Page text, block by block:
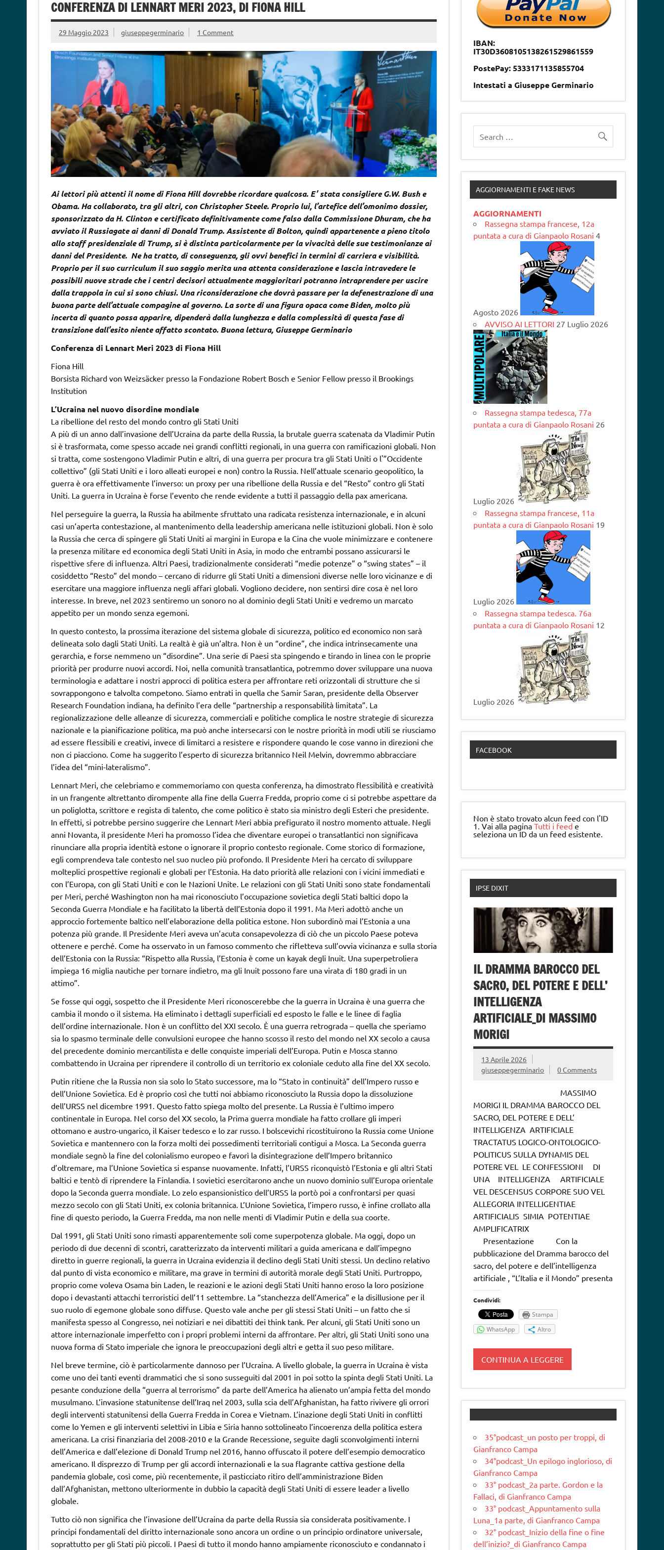
CONFERENZA DI LENNART MERI 2023, DI FIONA HILL
29 Maggio 2023 giuseppegerminario 1 Comment
Ai lettori più attenti il nome di Fiona Hill dovrebbe ricordare qualcosa. E’ stata consigliere G.W. Bush e
Obama. Ha collaborato, tra gli altri, con Christopher Steele. Proprio lui, l’artefice dell’omonimo dossier,
sponsorizzato da H. Clinton e certificato definitivamente come falso dalla Commissione Dhuram, che ha
avviato il Russiagate ai danni di Donald Trump. Assistente di Bolton, quindi appartenente a pieno titolo
allo staff presidenziale di Trump, si è distinta particolarmente per la vivacità delle sue testimonianze ai
danni del Presidente. Ne ha tratto, di conseguenza, gli ovvi benefici in termini di carriera e visibilità.
Proprio per il suo curriculum il suo saggio merita una attenta considerazione e lascia intravedere le
possibili nuove strade che i centri decisori attualmente maggioritari potranno intraprendere per uscire
dalla trappola in cui si sono chiusi. Una riconsiderazione che dovrà passare per la defenestrazione di una
buona parte dell’attuale compagine al governo. La sorte di una figura opaca come Biden, molto più
incerta di quanto possa apparire, dipenderà dalla lunghezza e dalla complessità di questa fase di
transizione dall’esito niente affatto scontato. Buona lettura, Giuseppe Germinario
Conferenza di Lennart Meri 2023 di Fiona Hill
Fiona Hill
Borsista Richard von Weizsäcker presso la Fondazione Robert Bosch e Senior Fellow presso il Brookings
Institution
L’Ucraina nel nuovo disordine mondiale
La ribellione del resto del mondo contro gli Stati Uniti
A più di un anno dall’invasione dell’Ucraina da parte della Russia, la brutale guerra scatenata da Vladimir Putin
si è trasformata, come spesso accade nei grandi conflitti regionali, in una guerra con ramificazioni globali. Non
si tratta, come sostengono Vladimir Putin e altri, di una guerra per procura tra gli Stati Uniti o l'”Occidente
collettivo” (gli Stati Uniti e i loro alleati europei e non) contro la Russia. Nell’attuale scenario geopolitico, la
guerra è ora effettivamente l’inverso: un proxy per una ribellione della Russia e del “Resto” contro gli Stati
Uniti. La guerra in Ucraina è forse l’evento che rende evidente a tutti il passaggio della pax americana.
Nel perseguire la guerra, la Russia ha abilmente sfruttato una radicata resistenza internazionale, e in alcuni
casi un’aperta contestazione, al mantenimento della leadership americana nelle istituzioni globali. Non è solo
la Russia che cerca di spingere gli Stati Uniti ai margini in Europa e la Cina che vuole minimizzare e contenere
la presenza militare ed economica degli Stati Uniti in Asia, in modo che entrambi possano assicurarsi le
rispettive sfere di influenza. Altri Paesi, tradizionalmente considerati “medie potenze” o “swing states” – il
cosiddetto “Resto” del mondo – cercano di ridurre gli Stati Uniti a dimensioni diverse nelle loro vicinanze e di
esercitare una maggiore influenza negli affari globali. Vogliono decidere, non sentirsi dire cosa è nel loro
interesse. In breve, nel 2023 sentiremo un sonoro no al dominio degli Stati Uniti e vedremo un marcato
appetito per un mondo senza egemoni.
In questo contesto, la prossima iterazione del sistema globale di sicurezza, politico ed economico non sarà
delineata solo dagli Stati Uniti. La realtà è già un’altra. Non è un “ordine”, che indica intrinsecamente una
gerarchia, e forse nemmeno un “disordine”. Una serie di Paesi sta spingendo e tirando in linea con le proprie
priorità per produrre nuovi accordi. Noi, nella comunità transatlantica, potremmo dover sviluppare una nuova
terminologia e adattare i nostri approcci di politica estera per affrontare reti orizzontali di strutture che si
sovrappongono e talvolta competono. Siamo entrati in quella che Samir Saran, presidente della Observer
Research Foundation indiana, ha definito l’era delle “partnership a responsabilità limitata”. La
regionalizzazione delle alleanze di sicurezza, commerciali e politiche complica le nostre strategie di sicurezza
nazionale e la pianificazione politica, ma può anche intersecarsi con le nostre priorità in modi utili se riusciamo
ad essere flessibili e creativi, invece di limitarci a resistere e rispondere quando le cose vanno in direzioni che
non ci piacciono. Come ha suggerito l’esperto di sicurezza britannico Neil Melvin, dovremmo abbracciare
l’idea del “mini-lateralismo”.
Lennart Meri, che celebriamo e commemoriamo con questa conferenza, ha dimostrato flessibilità e creatività
in un frangente altrettanto dirompente alla fine della Guerra Fredda, proprio come ci si potrebbe aspettare da
un poliglotta, scrittore e regista di talento, che come politico è stato sia ministro degli Esteri che presidente.
In effetti, si potrebbe persino suggerire che Lennart Meri abbia prefigurato il nostro momento attuale. Negli
anni Novanta, il presidente Meri ha promosso l’idea che diventare europei o transatlantici non significava
rinunciare alla propria identità estone o ignorare il proprio contesto regionale. Come storico di formazione,
egli comprendeva tale contesto nel suo nucleo più profondo. Il Presidente Meri ha cercato di sviluppare
molteplici prospettive regionali e globali per l’Estonia. Ha dato priorità alle relazioni con i vicini immediati e
con l’Europa, con gli Stati Uniti e con le Nazioni Unite. Le relazioni con gli Stati Uniti sono state fondamentali
per Meri, perché Washington non ha mai riconosciuto l’occupazione sovietica degli Stati baltici dopo la
Seconda Guerra Mondiale e ha facilitato la libertà dell’Estonia dopo il 1991. Ma Meri adottò anche un
approccio fortemente baltico nell’elaborazione della politica estone. Non subordinò mai l’Estonia a una
potenza più grande. Il Presidente Meri aveva un’acuta consapevolezza di ciò che un piccolo Paese poteva
ottenere e perché. Come ha osservato in un famoso commento che rifletteva sull’ovvia vicinanza e sulla storia
dell’Estonia con la Russia: “Rispetto alla Russia, l’Estonia è come un kayak degli Inuit. Una superpetroliera
impiega 16 miglia nautiche per tornare indietro, ma gli Inuit possono fare una virata di 180 gradi in un
attimo”.
Se fosse qui oggi, sospetto che il Presidente Meri riconoscerebbe che la guerra in Ucraina è una guerra che
cambia il mondo o il sistema. Ha eliminato i dettagli superficiali ed esposto le falle e le linee di faglia
dell’ordine internazionale. Non è un conflitto del XXI secolo. È una guerra retrograda – quella che speriamo
sia lo spasmo terminale delle convulsioni europee che hanno scosso il resto del mondo nel XX secolo a causa
del precedente dominio mercantilista e delle conquiste imperiali dell’Europa. Putin e Mosca stanno
combattendo in Ucraina per riprendere il controllo di un territorio ex coloniale ceduto alla fine del XX secolo.
Putin ritiene che la Russia non sia solo lo Stato successore, ma lo “Stato in continuità” dell’Impero russo e
dell’Unione Sovietica. Ed è proprio così che tutti noi abbiamo riconosciuto la Russia dopo la dissoluzione
dell’URSS nel dicembre 1991. Questo fatto spiega molto del presente. La Russia è l’ultimo impero
continentale in Europa. Nel corso del XX secolo, la Prima guerra mondiale ha fatto crollare gli imperi
ottomano e austro-ungarico, il Kaiser tedesco e lo zar russo. I bolscevichi ricostituirono la Russia come Unione
Sovietica e mantennero con la forza molti dei possedimenti territoriali contigui a Mosca. La Seconda guerra
mondiale segnò la fine del colonialismo europeo e favorì la disintegrazione dell’Impero britannico
d’oltremare, ma l’Unione Sovietica si espanse nuovamente. Infatti, l’URSS riconquistò l’Estonia e gli altri Stati
baltici e tentò di riprendere la Finlandia. I sovietici esercitarono anche un nuovo dominio sull’Europa orientale
dopo la Seconda guerra mondiale. Lo zelo espansionistico dell’URSS la portò poi a confrontarsi per quasi
mezzo secolo con gli Stati Uniti, ex colonia britannica. L’Unione Sovietica, l’impero russo, è infine crollato alla
fine di questo periodo, la Guerra Fredda, ma non nelle menti di Vladimir Putin e della sua coorte.
Dal 1991, gli Stati Uniti sono rimasti apparentemente soli come superpotenza globale. Ma oggi, dopo un
periodo di due decenni di scontri, caratterizzato da interventi militari a guida americana e dall’impegno
diretto in guerre regionali, la guerra in Ucraina evidenzia il declino degli Stati Uniti stessi. Un declino relativo
dal punto di vista economico e militare, ma grave in termini di autorità morale degli Stati Uniti. Purtroppo,
proprio come voleva Osama bin Laden, le reazioni e le azioni degli Stati Uniti hanno eroso la loro posizione
dopo i devastanti attacchi terroristici dell’11 settembre. La “stanchezza dell’America” e la disillusione per il
suo ruolo di egemone globale sono diffuse. Questo vale anche per gli stessi Stati Uniti – un fatto che si
manifesta spesso al Congresso, nei notiziari e nei dibattiti dei think tank. Per alcuni, gli Stati Uniti sono un
attore internazionale imperfetto con i propri problemi interni da affrontare. Per altri, gli Stati Uniti sono una
nuova forma di Stato imperiale che ignora le preoccupazioni degli altri e getta il suo peso militare.
Nel breve termine, ciò è particolarmente dannoso per l’Ucraina. A livello globale, la guerra in Ucraina è vista
come uno dei tanti eventi drammatici che si sono susseguiti dal 2001 in poi sotto la spinta degli Stati Uniti. La
pesante conduzione della “guerra al terrorismo” da parte dell’America ha alienato un’ampia fetta del mondo
musulmano. L’invasione statunitense dell’Iraq nel 2003, sulla scia dell’Afghanistan, ha fatto rivivere gli orrori
degli interventi statunitensi della Guerra Fredda in Corea e Vietnam. L’inazione degli Stati Uniti in conflitti
come lo Yemen e gli interventi selettivi in Libia e Siria hanno sottolineato l’incoerenza della politica estera
americana. La crisi finanziaria del 2008-2010 e la Grande Recessione, seguite dagli sconvolgimenti interni
dell’America e dall’elezione di Donald Trump nel 2016, hanno offuscato il potere dell’esempio democratico
americano. Il disprezzo di Trump per gli accordi internazionali e la sua flagrante cattiva gestione della
pandemia globale, così come, più recentemente, il pasticciato ritiro dell’amministrazione Biden
dall’Afghanistan, mettono ulteriormente in dubbio la capacità degli Stati Uniti di essere leader a livello
globale.
Tutto ciò non significa che l’invasione dell’Ucraina da parte della Russia sia considerata positivamente. I
principi fondamentali del diritto internazionale sono ancora un ordine o un principio ordinatore universale,
soprattutto per gli Stati più piccoli. I Paesi di tutto il mondo hanno ampiamente riconosciuto e condannato i
IBAN:
IT30D3608105138261529861559
PostePay: 5333171135855704
Intestati a Giuseppe Germinario
AGGIORNAMENTI E FAKE NEWS
AGGIORNAMENTI
Rassegna stampa francese, 12a
puntata a cura di Gianpaolo Rosani 4
Agosto 2026
AVVISO AI LETTORI 27 Luglio 2026
Rassegna stampa tedesca, 77a
puntata a cura di Gianpaolo Rosani 26
Luglio 2026
Rassegna stampa francese, 11a
puntata a cura di Gianpaolo Rosani 19
Luglio 2026
Rassegna stampa tedesca. 76a
puntata a cura di Gianpaolo Rosani 12
Luglio 2026
FACEBOOK
Non è stato trovato alcun feed con l'ID
1. Vai alla paginaTutti i feed e
seleziona un ID da un feed esistente.
IPSE DIXIT
IL DRAMMA BAROCCO DEL
SACRO, DEL POTERE E DELL’
INTELLIGENZA
ARTIFICIALE_DI MASSIMO
MORIGI
13 Aprile 2026
giuseppegerminario
0 Comments
MASSIMO
MORIGI IL DRAMMA BAROCCO DEL
SACRO, DEL POTERE E DELL’
INTELLIGENZA ARTIFICIALE
TRACTATUS LOGICO-ONTOLOGICO-
POLITICUS SULLA DYNAMIS DEL
POTERE VEL LE CONFESSIONI DI
UNA INTELLIGENZA ARTIFICIALE
VEL DESCENSUS CORPORE SUO VEL
ALLEGORIA INTELLIGENTIAE
ARTIFICIALIS SIMIA POTENTIAE
AMPLIFICATRIX
Presentazione Con la
pubblicazione del Dramma barocco del
sacro, del potere e dell’intelligenza
artificiale , “L’Italia e il Mondo” presenta
Condividi:
Stampa
WhatsApp
Altro
CONTINUA A LEGGERE
35°podcast_un posto per troppi, di
Gianfranco Campa
34°podcast_Un epilogo inglorioso, di
Gianfranco Campa
33° podcast_2a parte. Gordon e la
Fallaci, di Gianfranco Campa
33° podcast_Appuntamento sulla
Luna_1a parte, di Gianfranco Campa
32° podcast_Inizio della fine o fine
dell’inizio?_di Gianfranco Campa